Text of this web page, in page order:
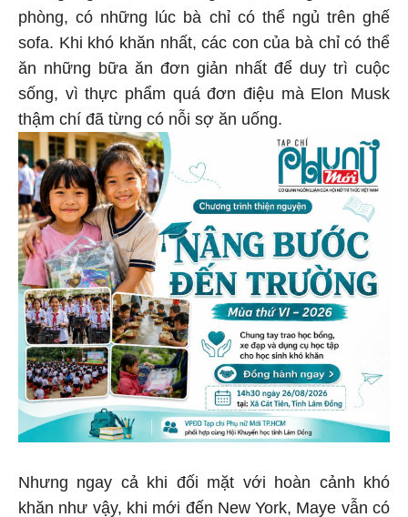
phòng, có những lúc bà chỉ có thể ngủ trên ghế
sofa. Khi khó khăn nhất, các con của bà chỉ có thể
ăn những bữa ăn đơn giản nhất để duy trì cuộc
sống, vì thực phẩm quá đơn điệu mà Elon Musk
thậm chí đã từng có nỗi sợ ăn uống.
Nhưng ngay cả khi đối mặt với hoàn cảnh khó
khăn như vậy, khi mới đến New York, Maye vẫn có